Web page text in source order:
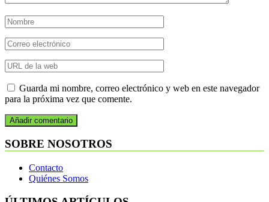
Guarda mi nombre, correo electrónico y web en este navegador
para la próxima vez que comente.
SOBRE NOSOTROS
Contacto
Quiénes Somos